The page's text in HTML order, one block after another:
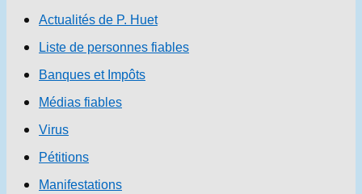
Actualités de P. Huet
Liste de personnes fiables
Banques et Impôts
Médias fiables
Virus
Pétitions
Manifestations